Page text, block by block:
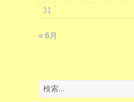
31
« 6月
検
索: